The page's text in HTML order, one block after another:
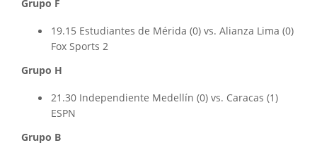
Grupo F
19.15 Estudiantes de Mérida (0) vs. Alianza Lima (0)
Fox Sports 2
Grupo H
21.30 Independiente Medellín (0) vs. Caracas (1)
ESPN
Grupo B